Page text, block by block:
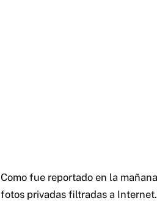
Como fue reportado en la
fotos privadas filtradas a